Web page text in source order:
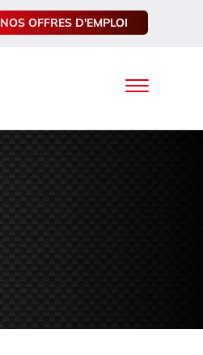
NOS OFFRES D'EMPLOI